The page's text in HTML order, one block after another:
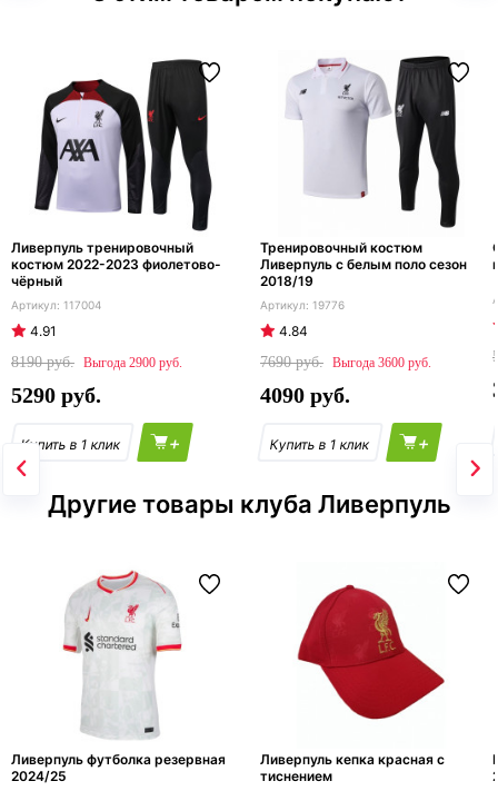
Ливерпуль тренировочный
костюм 2022-2023 фиолетово-
чёрный
117004
4.91
8190
2900
5290
+
Тренировочный костюм
Ливерпуль с белым поло сезон
2018/19
19776
4.84
7690
3600
4090
+
Другие товары клуба Ливерпуль
Ливерпуль футболка резервная
2024/25
Ливерпуль кепка красная с
тиснением